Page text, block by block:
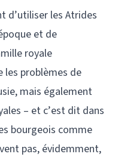
d’utiliser les Atrides
et de
royale
les problèmes de
mais également
– et c’est dit dans
bourgeois comme
pas, évidemment,